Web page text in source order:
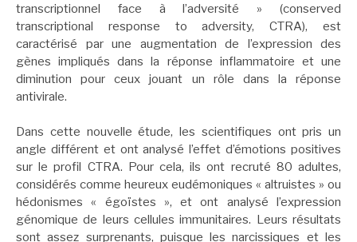
transcriptionnel face à l’adversité » (conserved
transcriptional response to adversity, CTRA), est
caractérisé par une augmentation de l’expression des
gènes impliqués dans la réponse inflammatoire et une
diminution pour ceux jouant un rôle dans la réponse
antivirale.
Dans cette nouvelle étude, les scientifiques ont pris un
angle différent et ont analysé l’effet d’émotions positives
sur le profil CTRA. Pour cela, ils ont recruté 80 adultes,
considérés comme heureux eudémoniques « altruistes » ou
hédonismes « égoïstes », et ont analysé l’expression
génomique de leurs cellules immunitaires. Leurs résultats
sont assez surprenants, puisque les narcissiques et les